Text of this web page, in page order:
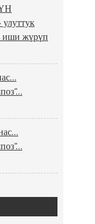
иши жүрүп